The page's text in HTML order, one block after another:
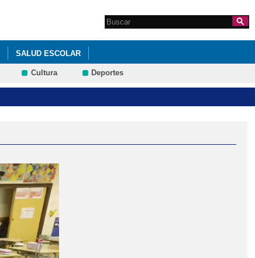
Formulario de
Search this site
SALUD ESCOLAR
Cultura Deportes